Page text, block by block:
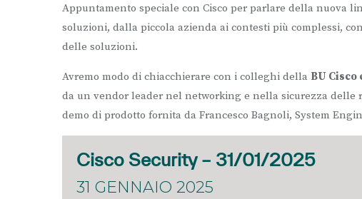
Appuntamento speciale con Cisco per parlare della nuova
soluzioni, dalla piccola azienda ai contesti più complessi,
delle soluzioni.
Avremo modo di chiacchierare con i colleghi della BU Cisco
da un vendor leader nel networking e nella sicurezza
demo di prodotto fornita da Francesco Bagnoli, System
Cisco Security – 31/01/2025
31 GENNAIO 2025